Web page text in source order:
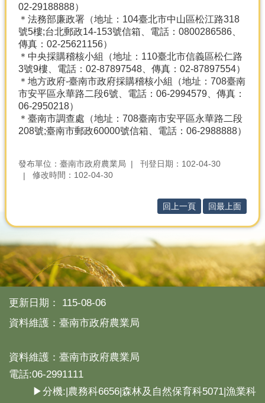
02-29188888）
＊法務部廉政署（地址：104臺北市中山區松江路318
號5樓;台北郵政14-153號信箱、電話：0800286586、
傳真：02-25621156）
＊中央採購稽核小組（地址：110臺北市信義區松仁路
3號9樓、電話：02-87897548、傳真：02-87897554）
＊地方政府-臺南市政府採購稽核小組（地址：708臺南
市安平區永華路二段6號、電話：06-2994579、傳真：
06-2950218）
＊臺南市調查處（地址：708臺南市安平區永華路二段
208號;臺南市郵政60000號信箱、電話：06-2988888）
發布單位：臺南市政府農業局
刊登日期：102-04-30
修改時間：102-04-30
回上一頁 回最上面
更新日期：
115-08-06
資料維護：臺南市政府農業局
資料維護：臺南市政府農業局
電話:06-2991111
▶分機:|農務科6656|森林及自然保育科5071|漁業科